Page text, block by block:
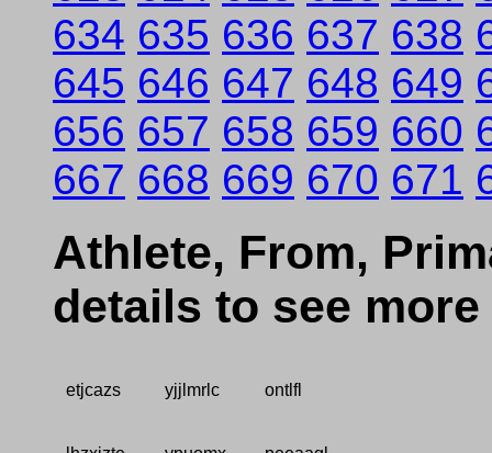
634 635 636 637 638
645 646 647 648 649
656 657 658 659 660
667 668 669 670 671
Athlete, From,
details to see more
etjcazs yjjlmrlc ontlfl